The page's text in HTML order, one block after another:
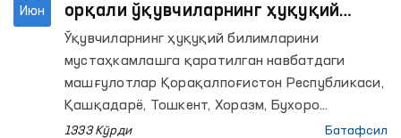
Июн
орқали ўқувчиларнинг ҳуқуқий
саводхонлиги оширилмоқда
Ўқувчиларнинг ҳуқуқий билимларини
мустаҳкамлашга қаратилган навбатдаги
машғулотлар Қорақалпоғистон Республикаси,
Қашқадарё, Тошкент, Хоразм, Бухоро
вилоятлари ҳамда Тошкент шаҳридаги
1333 Кўрди Батафсил